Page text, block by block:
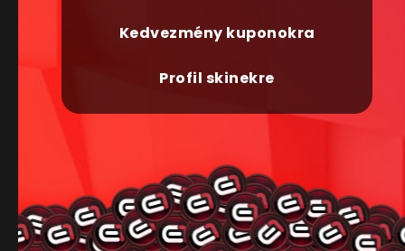
Kedvezmény kuponokra
Profil skinekre